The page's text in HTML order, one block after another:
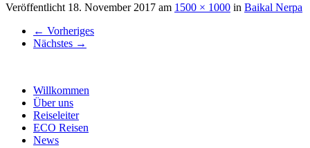
Veröffentlicht 18. November 2017 am 1500 × 1000 in Baikal Nerpa
← Vorheriges
Nächstes →
Willkommen
Über uns
Reiseleiter
ECO Reisen
News